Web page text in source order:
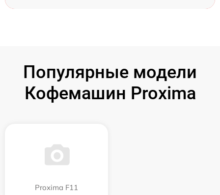
Популярные модели
Кофемашин Proxima
Proxima F11